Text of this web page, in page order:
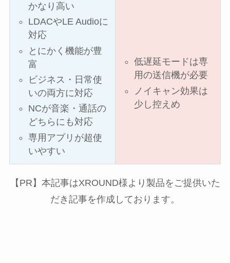
かなり高い
LDACやLE Audioに
対応
とにかく機能が豊
富
ビジネス・日常使
いの両方に対応
NCが音楽・通話の
どちらにも対応
専用アプリが超使
いやすい
低遅延モードは専
用の送信機が必要
ノイキャン効果は
少し控えめ
【PR】本記事はXROUND様より製品をご提供いた
だき記事を作成しております。